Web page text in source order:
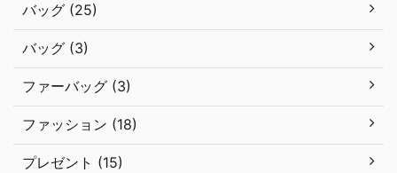
バッグ (25)
バッグ (3)
ファーバッグ (3)
ファッション (18)
プレゼント (15)